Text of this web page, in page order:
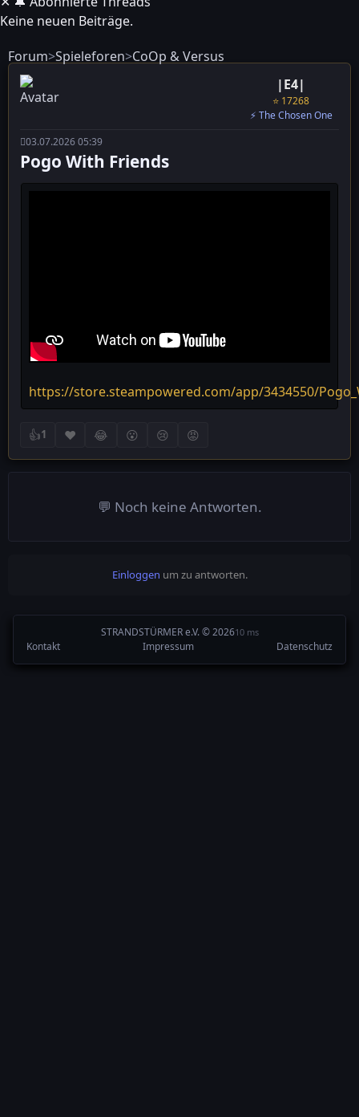
Keine neuen Beiträge.
Forum>Spieleforen>CoOp & Versus
|E4|
⭐ 17268
⚡ The Chosen One
03.07.2026 05:39
Pogo With Friends
https://store.steampowered.com/app/3434550/
👍1 ❤️ 😂 😮 😢 😡
💬 Noch keine Antworten.
Einloggen um zu antworten.
STRANDSTÜRMER e.V. © 202610 ms
Kontakt Impressum Datenschutz